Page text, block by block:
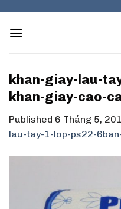
content
khan-giay-lau-
khan-giay-cao-
Published 6 Tháng 5,
lau-tay-1-lop-ps22-